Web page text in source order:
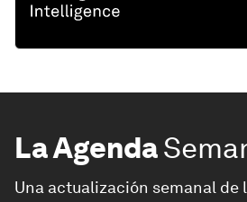
La Agenda
Una actualización semanal de